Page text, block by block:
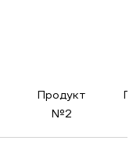
Продукт
№2